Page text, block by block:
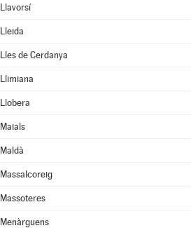
Llavorsí
Lleida
Lles de Cerdanya
Llimiana
Llobera
Maials
Maldà
Massalcoreig
Massoteres
Menàrguens